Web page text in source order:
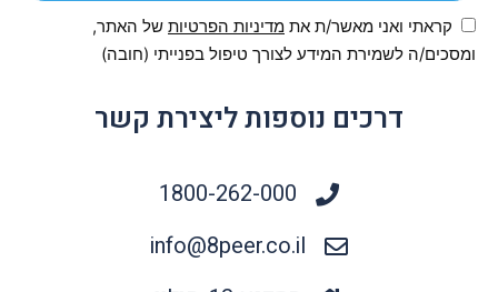
קראתי ואני מאשר/ת את מדיניות הפרטיות של האתר,
ומסכים/ה לשמירת המידע לצורך טיפול בפנייתי (חובה)
דרכים נוספות ליצירת קשר
1800-262-000
info@8peer.co.il